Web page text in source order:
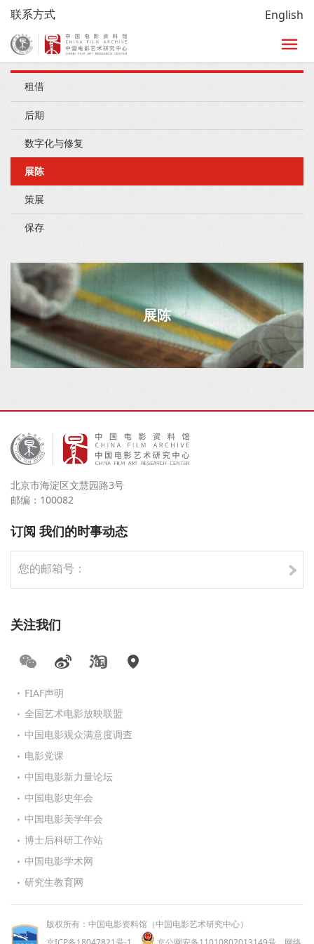
联系方式 English
首页 /了解我们 /服务 /展陈
租借
后期
数字化与修复
展陈
策展
保存
展陈
北京市海淀区文慧园路3号
邮编：100082
订阅 我们的时事动态
关注我们
FIAF声明
全国艺术电影放映联盟
中国电影观众满意度调查
电影党课
中国电影新力量论坛
中国电影史年会
中国电影美学年会
博士后科研工作站
中国电影学术网
研究生教育网
版权所有：中国电影资料馆（中国电影艺术研究中心）